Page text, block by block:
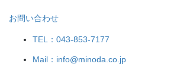
お問い合わせ
TEL：043-853-7177
Mail：info@minoda.co.jp